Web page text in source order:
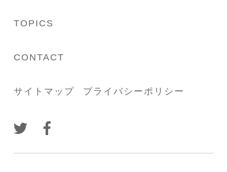
TOPICS
CONTACT
サイトマップ プライバシーポリシー